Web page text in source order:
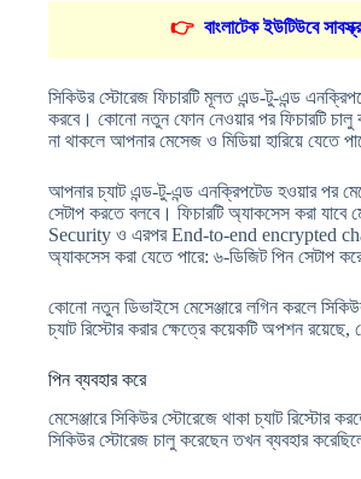
👉 বাংলাটেক ইউটিউবে
সিকিউর স্টোরেজ ফিচারটি মূলত এন্ড-টু-এন্ড
করবে। কোনো নতুন ফোন নেওয়ার পর ফিচারটি চালু
না থাকলে আপনার মেসেজ ও মিডিয়া হারিয়ে যেতে
আপনার চ্যাট এন্ড-টু-এন্ড এনক্রিপটেড হওয়ার পর
সেটাপ করতে বলবে। ফিচারটি অ্যাকসেস করা যাবে
Security ও এরপর End-to-end encrypted
অ্যাকসেস করা যেতে পারে: ৬-ডিজিট পিন সেটাপ
কোনো নতুন ডিভাইসে মেসেঞ্জারে লগিন করলে
চ্যাট রিস্টোর করার ক্ষেত্রে কয়েকটি অপশন
পিন ব্যবহার করে
মেসেঞ্জারে সিকিউর স্টোরেজে থাকা চ্যাট
সিকিউর স্টোরেজ চালু করেছেন তখন ব্যবহার